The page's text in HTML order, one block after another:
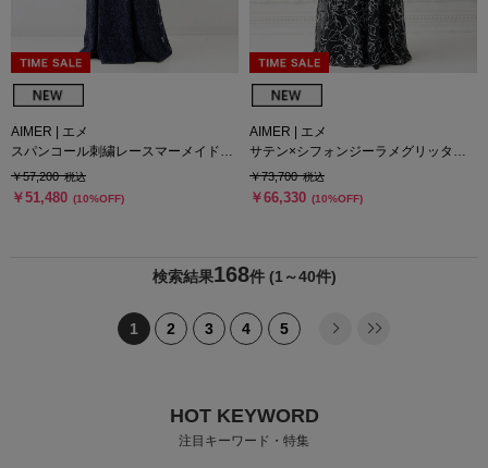
AIMER | エメ
スパンコール刺繍レースマーメイドロ
ングドレス
￥57,200 税込
￥51,480 (10%OFF)
AIMER | エメ
サテン×シフォンジーラメグリッター
袖付きロングドレス
￥73,700 税込
￥66,330 (10%OFF)
検索結果168件 (1～40件)
1 2 3 4 5
HOT KEYWORD
注目キーワード・特集